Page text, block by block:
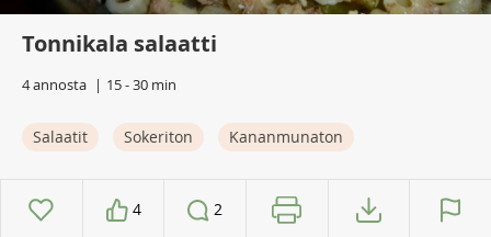
Tonnikala salaatti
4 annosta 15 - 30 min
Salaatit Sokeriton Kananmunaton
4 2